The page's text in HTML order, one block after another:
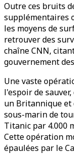
Outre ces bruits
supplémentaires
les moyens de
retrouver des
chaîne CNN,
gouvernement
Une vaste
l'espoir de
un Britannique et
sous-marin de
Titanic par 4.000
Cette opération
épaulées par le